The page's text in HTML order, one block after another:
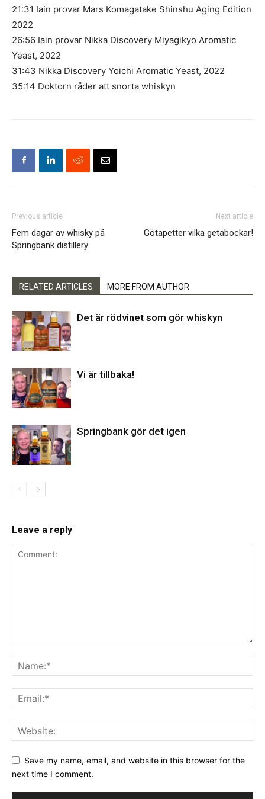
21:31 Iain provar Mars Komagatake Shinshu Aging Edition
2022
26:56 Iain provar Nikka Discovery Miyagikyo Aromatic
Yeast, 2022
31:43 Nikka Discovery Yoichi Aromatic Yeast, 2022
35:14 Doktorn råder att snorta whiskyn
Previous article
Fem dagar av whisky på
Springbank distillery
Next article
Götapetter vilka getabockar!
RELATED ARTICLES MORE FROM AUTHOR
Det är rödvinet som gör whiskyn
Vi är tillbaka!
Springbank gör det igen
Leave a reply
Save my name, email, and website in this browser for the
next time I comment.